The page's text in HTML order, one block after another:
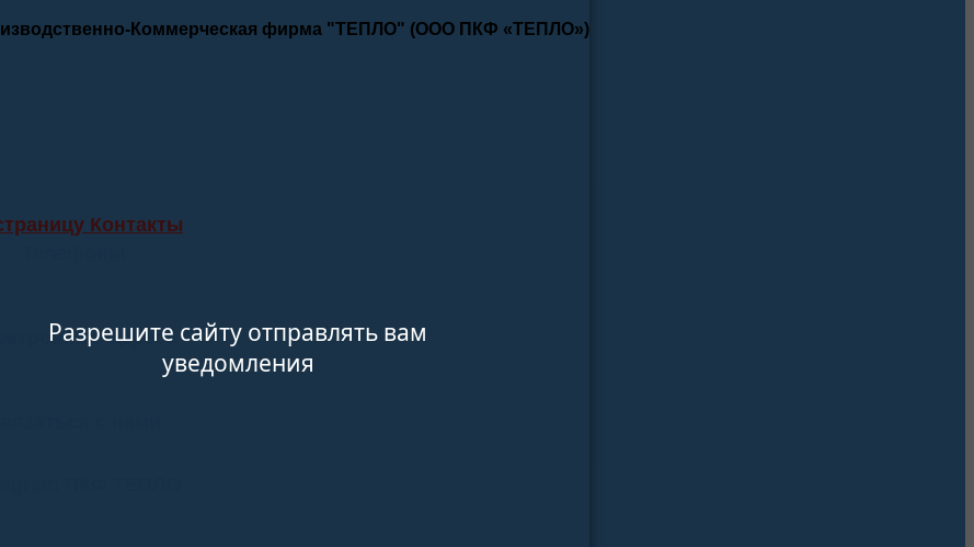
Разрешите сайту отправлять вам
уведомления
Коммерческая фирма "ТЕПЛО" (ООО ПКФ «ТЕПЛО»)
Контакты
адреса